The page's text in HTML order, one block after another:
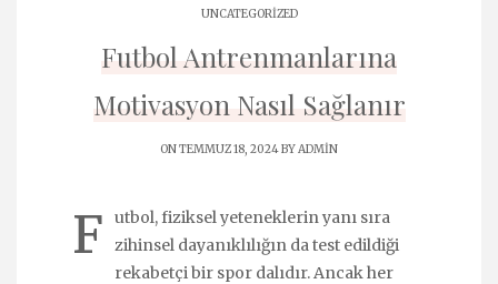
UNCATEGORIZED
Futbol Antrenmanlarına
Motivasyon Nasıl Sağlanır
ON TEMMUZ 18, 2024 BYADMIN
F
utbol, fiziksel yeteneklerin yanı sıra
zihinsel dayanıklılığın da test edildiği
rekabetçi bir spor dalıdır. Ancak her